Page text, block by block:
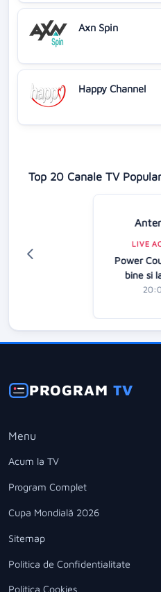
Axn Spin
Happy Channel
Top 20 Canale TV
LIVE
Power
bine si
PROGRAMTV
Menu
Acum la TV
Program Complet
Cupa Mondială 2026
Sitemap
Politica de Confidentialitate
Politica Cookies